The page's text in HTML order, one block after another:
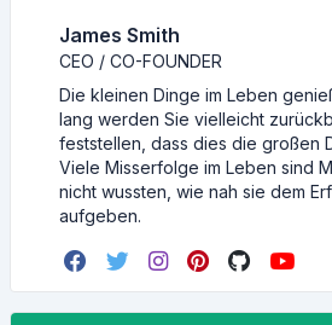
James Smith
CEO / CO-FOUNDER
Die kleinen Dinge im Leben
lang werden Sie vielleicht
feststellen, dass dies die großen
Viele Misserfolge im Leben sind
nicht wussten, wie nah sie dem
aufgeben.